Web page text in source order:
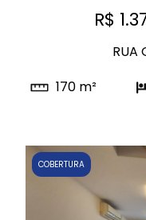
R$
RUA
170 m²
COBERTURA